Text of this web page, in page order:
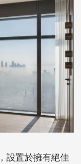
設置於擁有絕佳